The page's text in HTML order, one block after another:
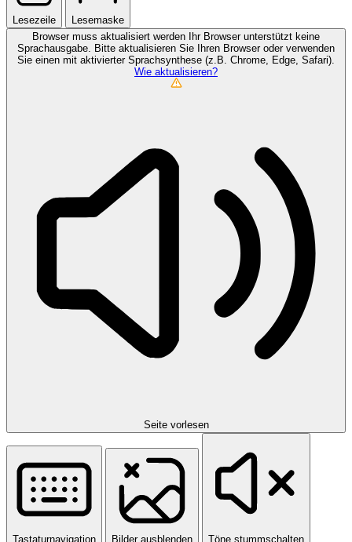
Lesezeile
Lesemaske
Browser muss aktualisiert werden
Ihr Browser unterstützt keine
Sprachausgabe. Bitte aktualisieren Sie Ihren Browser oder verwenden
Sie einen mit aktivierter Sprachsynthese (z.B. Chrome, Edge, Safari).
Wie aktualisieren?
Seite vorlesen
Tastaturnavigation Bilder ausblenden Töne stummschalten